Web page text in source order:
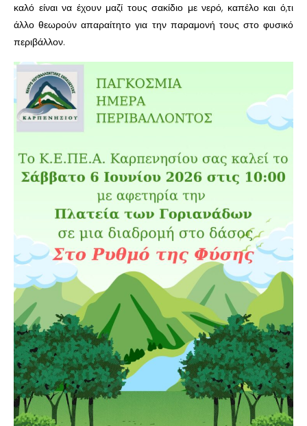
καλό είναι να έχουν μαζί τους σακίδιο με νερό, καπέλο και ό,τι
άλλο θεωρούν απαραίτητο για την παραμονή τους στο φυσικό
περιβάλλον.